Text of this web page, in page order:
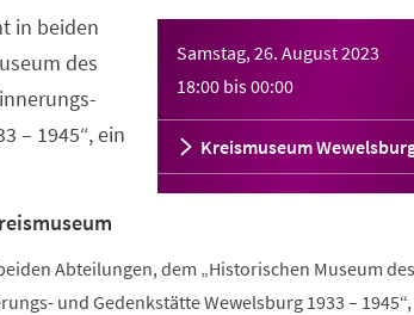
Samstag, 26. August 2023
18:00 bis00:00
Kreismuseum
in beiden
des
– 1945“, ein
Abteilungen, dem „Historischen Museum des
und Gedenkstätte Wewelsburg 1933 –